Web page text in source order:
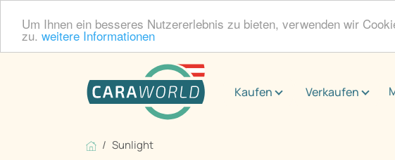
Um Ihnen ein besseres Nutzererlebnis zu bieten, verwenden wir
zu. weitere Informationen
Kaufen Verkaufen
Sunlight